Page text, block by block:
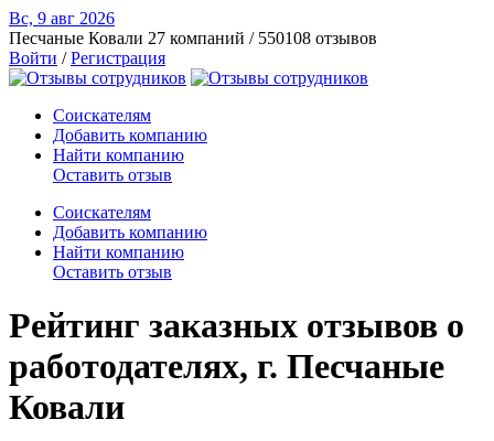
Вс, 9 авг 2026
Песчаные Ковали 27 компаний / 550108 отзывов
Войти /Регистрация
Соискателям
Добавить компанию
Найти компанию
Оставить отзыв
Соискателям
Добавить компанию
Найти компанию
Оставить отзыв
Рейтинг заказных отзывов о
работодателях, г. Песчаные
Ковали